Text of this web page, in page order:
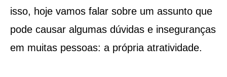
isso, hoje vamos falar sobre um assunto que
pode causar algumas dúvidas e inseguranças
em muitas pessoas: a própria atratividade.